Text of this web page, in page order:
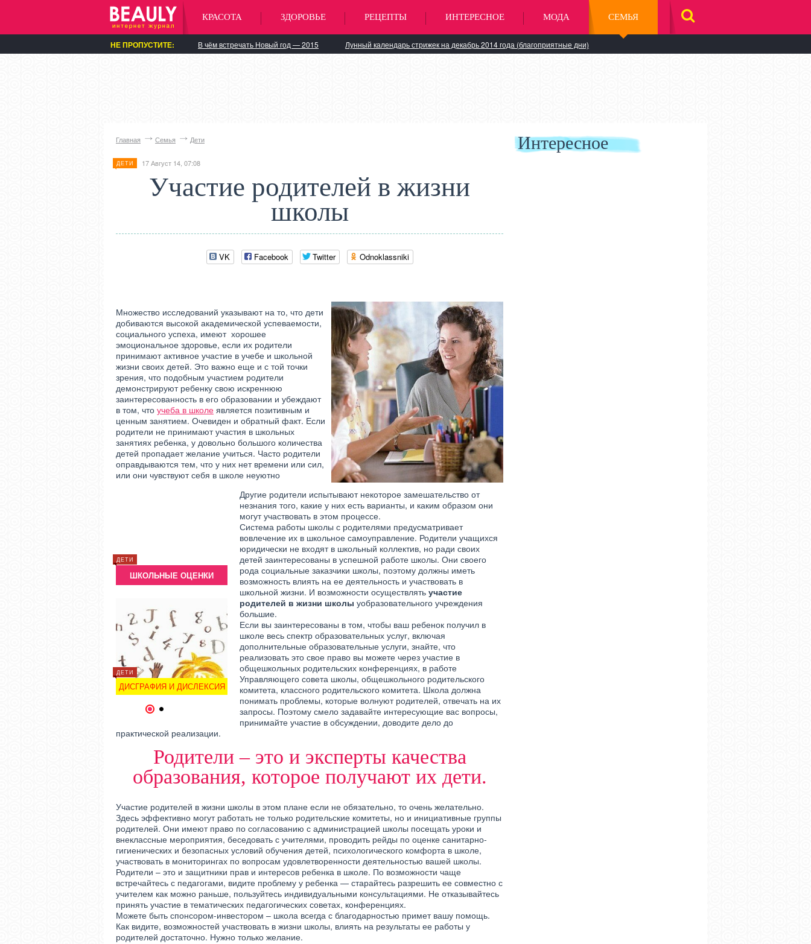
КРАСОТА ЗДОРОВЬЕ РЕЦЕПТЫ ИНТЕРЕСНОЕ МОДА СЕМЬЯ
НЕ ПРОПУСТИТЕ: В чём встречать Новый год — 2015 Лунный календарь стрижек на декабрь 2014 года (благоприятные дни)
Главная Семья Дети
ДЕТИ 17 Август 14, 07:08
Участие родителей в жизни
школы
VK Facebook Twitter Odnoklassniki
Множество исследований указывают на то, что дети
добиваются высокой академической успеваемости,
социального успеха, имеют хорошее
эмоциональное здоровье, если их родители
принимают активное участие в учебе и школьной
жизни своих детей. Это важно еще и с той точки
зрения, что подобным участием родители
демонстрируют ребенку свою искреннюю
заинтересованность в его образовании и убеждают
в том, что учеба в школе является позитивным и
ценным занятием. Очевиден и обратный факт. Если
родители не принимают участия в школьных
занятиях ребенка, у довольно большого количества
детей пропадает желание учиться. Часто родители
оправдываются тем, что у них нет времени или сил,
или они чувствуют себя в школе неуютно
ДЕТИ
ШКОЛЬНЫЕ ОЦЕНКИ
ДЕТИ
ДИСГРАФИЯ И ДИСЛЕКСИЯ
КРАСИВЫЕ СЛОВА
БЛАГОДАРНОСТИ
РОДИТЕЛЯМ НА СВАДЬБЕ
ОТНОШЕНИЯ
КРИЗИСЫ СЕМЕЙНОЙ
ЖИЗНИ
ДЕТИ
ШКОЛЬНЫЕ ОЦЕНКИ
ДЕТИ
ДИСГРАФИЯ И ДИСЛЕКСИЯ
Другие родители испытывают некоторое замешательство от
незнания того, какие у них есть варианты, и каким образом они
могут участвовать в этом процессе.
Система работы школы с родителями предусматривает
вовлечение их в школьное самоуправление. Родители учащихся
юридически не входят в школьный коллектив, но ради своих
детей заинтересованы в успешной работе школы. Они своего
рода социальные заказчики школы, поэтому должны иметь
возможность влиять на ее деятельность и участвовать в
школьной жизни. И возможности осуществлять участие
родителей в жизни школы уобразовательного учреждения
большие.
Если вы заинтересованы в том, чтобы ваш ребенок получил в
школе весь спектр образовательных услуг, включая
дополнительные образовательные услуги, знайте, что
реализовать это свое право вы можете через участие в
общешкольных родительских конференциях, в работе
Управляющего совета школы, общешкольного родительского
комитета, классного родительского комитета. Школа должна
понимать проблемы, которые волнуют родителей, отвечать на их
запросы. Поэтому смело задавайте интересующие вас вопросы,
принимайте участие в обсуждении, доводите дело до
практической реализации.
Родители – это и эксперты качества
образования, которое получают их дети.
Участие родителей в жизни школы в этом плане если не обязательно, то очень желательно.
Здесь эффективно могут работать не только родительские комитеты, но и инициативные группы
родителей. Они имеют право по согласованию с администрацией школы посещать уроки и
внеклассные мероприятия, беседовать с учителями, проводить рейды по оценке санитарно-
гигиенических и безопасных условий обучения детей, психологического комфорта в школе,
участвовать в мониторингах по вопросам удовлетворенности деятельностью вашей школы.
Родители – это и защитники прав и интересов ребенка в школе. По возможности чаще
встречайтесь с педагогами, видите проблему у ребенка — старайтесь разрешить ее совместно с
учителем как можно раньше, пользуйтесь индивидуальными консультациями. Не отказывайтесь
принять участие в тематических педагогических советах, конференциях.
Можете быть спонсором-инвестором – школа всегда с благодарностью примет вашу помощь.
Как видите, возможностей участвовать в жизни школы, влиять на результаты ее работы у
родителей достаточно. Нужно только желание.
Интересное